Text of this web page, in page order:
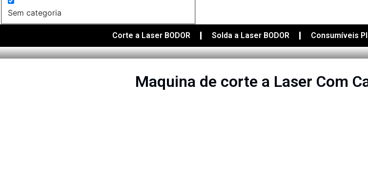
Sem categoria
Corte a Laser BODOR Solda a Laser BODOR Consumíveis
Maquina de corte a Laser Com